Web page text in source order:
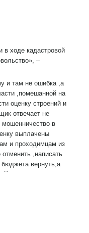
в ходе кадастровой
–
и там не ошибка ,а
,помешанной на
оценку строений и
отвечает не
мошенничество в
выплачены
и проходимцам из
,написать
вернуть,а
Колыму в кандалах и